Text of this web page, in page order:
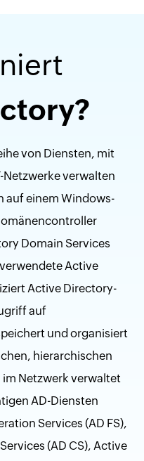
von Diensten, mit
verwalten
auf einem Windows-
Domain Services
Active
Active Directory-
auf
und organisiert
hierarchischen
Netzwerk verwaltet
AD-Diensten
Services (AD FS),
(AD CS), Active